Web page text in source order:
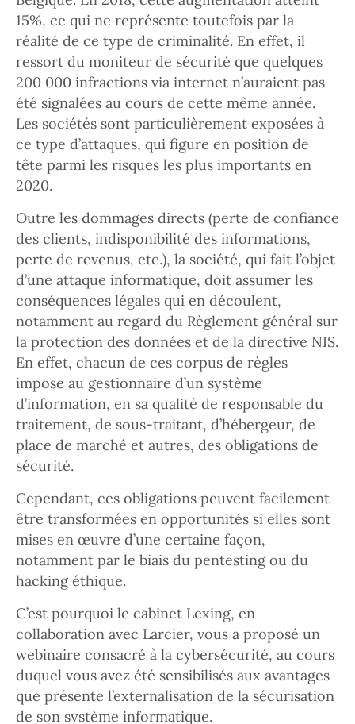
15%, ce qui ne représente toutefois par la
réalité de ce type de criminalité. En effet, il
ressort du moniteur de sécurité que quelques
200 000 infractions via internet n’auraient pas
été signalées au cours de cette même année.
Les sociétés sont particulièrement exposées à
ce type d’attaques, qui figure en position de
tête parmi les risques les plus importants en
2020.
Outre les dommages directs (perte de confiance
des clients, indisponibilité des informations,
perte de revenus, etc.), la société, qui fait l’objet
d’une attaque informatique, doit assumer les
conséquences légales qui en découlent,
notamment au regard du Règlement général sur
la protection des données et de la directive NIS.
En effet, chacun de ces corpus de règles
impose au gestionnaire d’un système
d’information, en sa qualité de responsable du
traitement, de sous-traitant, d’hébergeur, de
place de marché et autres, des obligations de
sécurité.
Cependant, ces obligations peuvent facilement
être transformées en opportunités si elles sont
mises en œuvre d’une certaine façon,
notamment par le biais du pentesting ou du
hacking éthique.
C’est pourquoi le cabinet Lexing, en
collaboration avec Larcier, vous a proposé un
webinaire consacré à la cybersécurité, au cours
duquel vous avez été sensibilisés aux avantages
que présente l’externalisation de la sécurisation
de son système informatique.